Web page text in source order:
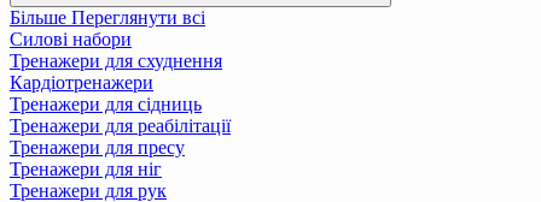
Більше Переглянути всі
Силові набори
Тренажери для схуднення
Кардіотренажери
Тренажери для сідниць
Тренажери для реабілітації
Тренажери для пресу
Тренажери для ніг
Тренажери для рук